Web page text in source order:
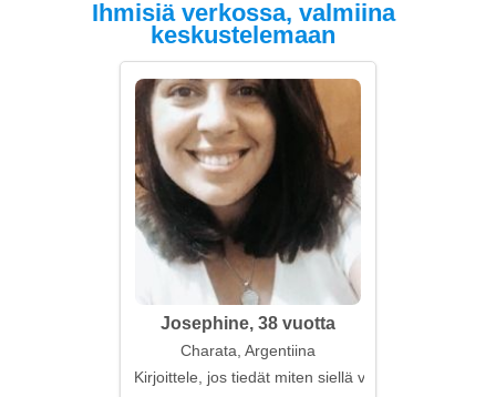
Ihmisiä verkossa, valmiina
keskustelemaan
Josephine, 38 vuotta
Charata, Argentiina
Kirjoittele, jos tiedät miten siellä voi olla